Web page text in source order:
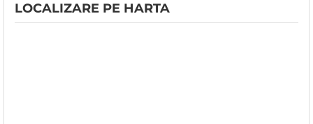
LOCALIZARE PE HARTA